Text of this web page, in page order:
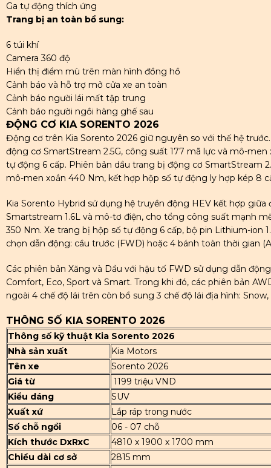
Ga tự động thích ứng
Trang bị an toàn bổ sung:
6 túi khí
Camera 360 độ
Hiển thị điểm mù trên màn hình đồng hồ
Cảnh báo và hỗ trợ mở cửa xe an toàn
Cảnh báo người lái mất tập trung
Cảnh báo người ngồi hàng ghế sau
ĐỘNG CƠ KIA SORENTO 2026
Động cơ trên Kia Sorento 2026 giữ nguyên so với thế hệ
động cơ SmartStream 2.5G, công suất 177 mã lực và mô-
tự động 6 cấp. Phiên bản dầu trang bị động cơ SmartStream
mô-men xoắn 440 Nm, kết hợp hộp số tự động ly hợp kép 8
Kia Sorento Hybrid sử dụng hệ truyền động HEV kết hợp
Smartstream 1.6L và mô-tơ điện, cho tổng công suất mạnh
350 Nm. Xe trang bị hộp số tự động 6 cấp, bộ pin Lithium-ion
chọn dẫn động: cầu trước (FWD) hoặc 4 bánh toàn thời gian
Các phiên bản Xăng và Dầu với hậu tố FWD sử dụng dẫn
Comfort, Eco, Sport và Smart. Trong khi đó, các phiên bản
ngoài 4 chế độ lái trên còn bổ sung 3 chế độ lái địa hình: Snow,
THÔNG SỐ KIA SORENTO 2026
Thông số kỹ thuật Kia Sorento 2026
Nhà sản xuất
Kia Motors
Tên xe
Sorento 2026
Giá từ
1199 triệu VND
Kiểu dáng
SUV
Xuất xứ
Lắp ráp trong nước
Số chỗ ngồi
06 - 07 chỗ
Kích thước DxRxC
4810 x 1900 x 1700 mm
Chiều dài cơ sở
2815 mm